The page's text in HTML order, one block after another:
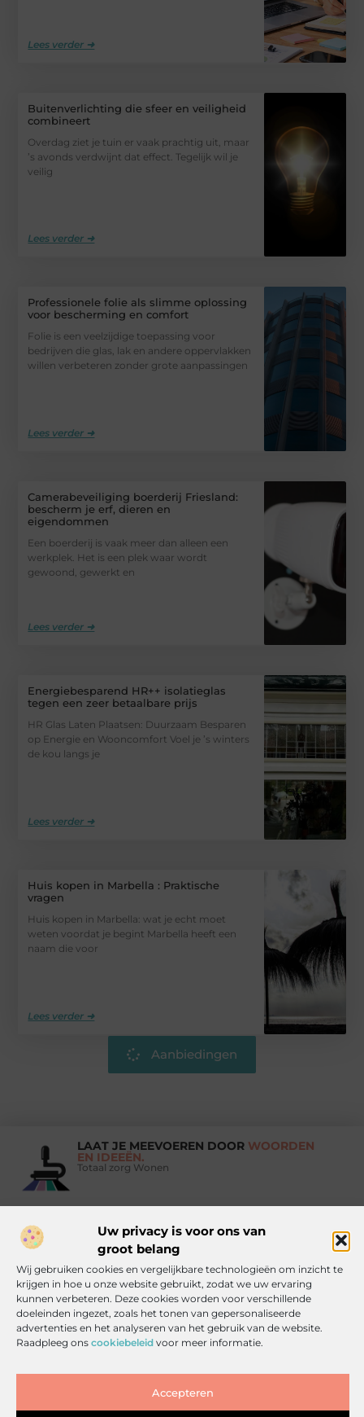
Uw privacy is voor ons van
groot belang
Wij gebruiken cookies en vergelijkbare technologieën om inzicht te
krijgen in hoe u onze website gebruikt, zodat we uw ervaring
kunnen verbeteren. Deze cookies worden voor verschillende
doeleinden ingezet, zoals het tonen van gepersonaliseerde
advertenties en het analyseren van het gebruik van de website.
Raadpleeg ons cookiebeleid voor meer informatie.
Accepteren
Lees verder ➜
Buitenverlichting die sfeer en veiligheid
combineert
Overdag ziet je tuin er vaak prachtig uit, maar
’s avonds verdwijnt dat effect. Tegelijk wil je
veilig
Lees verder ➜
Professionele folie als slimme oplossing
voor bescherming en comfort
Folie is een veelzijdige toepassing voor
bedrijven die glas, lak en andere oppervlakken
willen verbeteren zonder grote aanpassingen
Lees verder ➜
Camerabeveiliging boerderij Friesland:
bescherm je erf, dieren en
eigendommen
Een boerderij is vaak meer dan alleen een
werkplek. Het is een plek waar wordt
gewoond, gewerkt en
Lees verder ➜
Energiebesparend HR++ isolatieglas
tegen een zeer betaalbare prijs
HR Glas Laten Plaatsen: Duurzaam Besparen
op Energie en Wooncomfort Voel je ’s winters
de kou langs je
Lees verder ➜
Huis kopen in Marbella : Praktische
vragen
Huis kopen in Marbella: wat je echt moet
weten voordat je begint Marbella heeft een
naam die voor
Lees verder ➜
Aanbiedingen
LAAT JE MEEVOEREN DOOR WOORDEN
EN IDEEËN.
Totaal zorg Wonen
Vind Ons Hier :
Beroemdheden Uit de Media Partners Over ons
Contact Artikel publiceren Website index Cookiebeleid (EU)
Inkomsten genereren met jouw website: haal alles uit je online platform